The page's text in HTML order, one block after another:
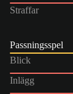
Straffar
Passningsspel
Blick
Inlägg